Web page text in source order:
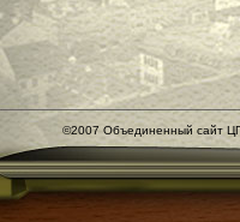
©2007 Объединенный сайт